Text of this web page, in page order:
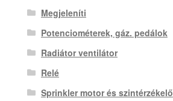
Megjeleníti
Potenciométerek, gáz. pedálok
Radiátor ventilátor
Relé
Sprinkler motor és szintérzékelő